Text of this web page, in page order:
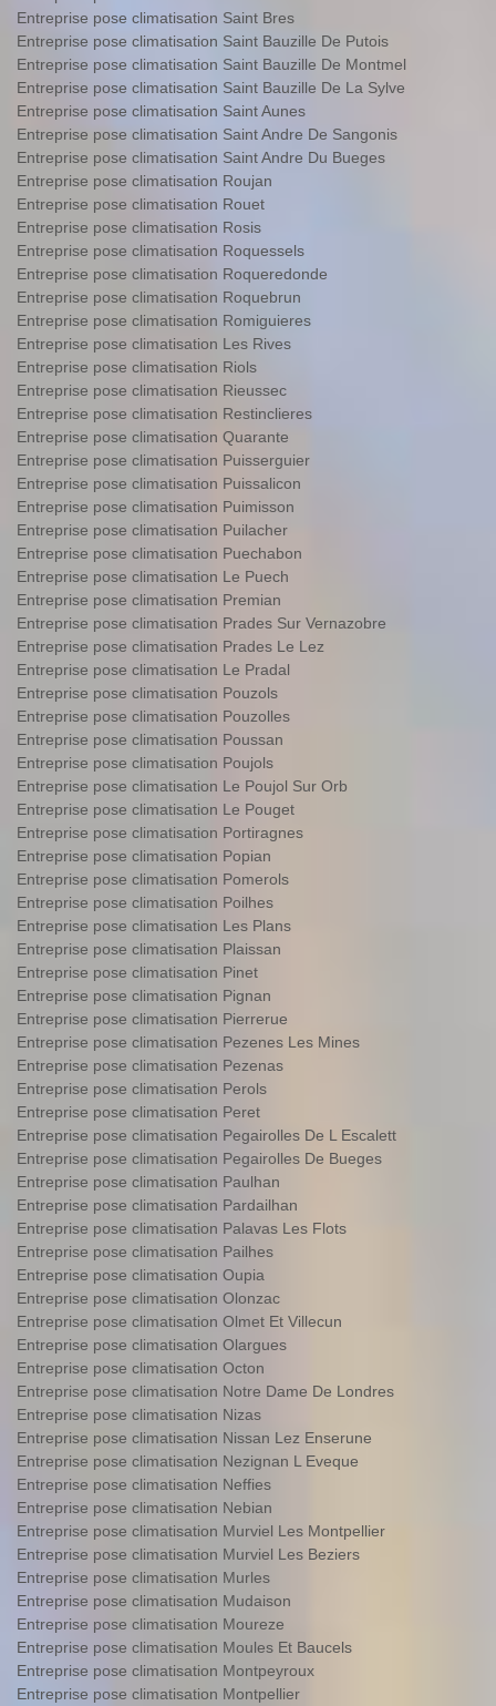
Entreprise pose climatisation Saint Bres
Entreprise pose climatisation Saint Bauzille De Putois
Entreprise pose climatisation Saint Bauzille De Montmel
Entreprise pose climatisation Saint Bauzille De La Sylve
Entreprise pose climatisation Saint Aunes
Entreprise pose climatisation Saint Andre De Sangonis
Entreprise pose climatisation Saint Andre Du Bueges
Entreprise pose climatisation Roujan
Entreprise pose climatisation Rouet
Entreprise pose climatisation Rosis
Entreprise pose climatisation Roquessels
Entreprise pose climatisation Roqueredonde
Entreprise pose climatisation Roquebrun
Entreprise pose climatisation Romiguieres
Entreprise pose climatisation Les Rives
Entreprise pose climatisation Riols
Entreprise pose climatisation Rieussec
Entreprise pose climatisation Restinclieres
Entreprise pose climatisation Quarante
Entreprise pose climatisation Puisserguier
Entreprise pose climatisation Puissalicon
Entreprise pose climatisation Puimisson
Entreprise pose climatisation Puilacher
Entreprise pose climatisation Puechabon
Entreprise pose climatisation Le Puech
Entreprise pose climatisation Premian
Entreprise pose climatisation Prades Sur Vernazobre
Entreprise pose climatisation Prades Le Lez
Entreprise pose climatisation Le Pradal
Entreprise pose climatisation Pouzols
Entreprise pose climatisation Pouzolles
Entreprise pose climatisation Poussan
Entreprise pose climatisation Poujols
Entreprise pose climatisation Le Poujol Sur Orb
Entreprise pose climatisation Le Pouget
Entreprise pose climatisation Portiragnes
Entreprise pose climatisation Popian
Entreprise pose climatisation Pomerols
Entreprise pose climatisation Poilhes
Entreprise pose climatisation Les Plans
Entreprise pose climatisation Plaissan
Entreprise pose climatisation Pinet
Entreprise pose climatisation Pignan
Entreprise pose climatisation Pierrerue
Entreprise pose climatisation Pezenes Les Mines
Entreprise pose climatisation Pezenas
Entreprise pose climatisation Perols
Entreprise pose climatisation Peret
Entreprise pose climatisation Pegairolles De L Escalett
Entreprise pose climatisation Pegairolles De Bueges
Entreprise pose climatisation Paulhan
Entreprise pose climatisation Pardailhan
Entreprise pose climatisation Palavas Les Flots
Entreprise pose climatisation Pailhes
Entreprise pose climatisation Oupia
Entreprise pose climatisation Olonzac
Entreprise pose climatisation Olmet Et Villecun
Entreprise pose climatisation Olargues
Entreprise pose climatisation Octon
Entreprise pose climatisation Notre Dame De Londres
Entreprise pose climatisation Nizas
Entreprise pose climatisation Nissan Lez Enserune
Entreprise pose climatisation Nezignan L Eveque
Entreprise pose climatisation Neffies
Entreprise pose climatisation Nebian
Entreprise pose climatisation Murviel Les Montpellier
Entreprise pose climatisation Murviel Les Beziers
Entreprise pose climatisation Murles
Entreprise pose climatisation Mudaison
Entreprise pose climatisation Moureze
Entreprise pose climatisation Moules Et Baucels
Entreprise pose climatisation Montpeyroux
Entreprise pose climatisation Montpellier